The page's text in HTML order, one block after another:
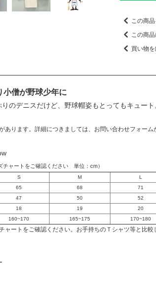
この商
この商
買い物
小僧が野球少年に
のデニスだけど、野球帽姿もとってもキュー
ります。詳細につきましては、お問い合わせフォーム
チャートをご確認ください 単位：cm）
S M L
65 68 71
47 50 52
18 19 20
160~170 165~175 170~180
ートをご確認ください。お手持ちのＴシャツ等と比較